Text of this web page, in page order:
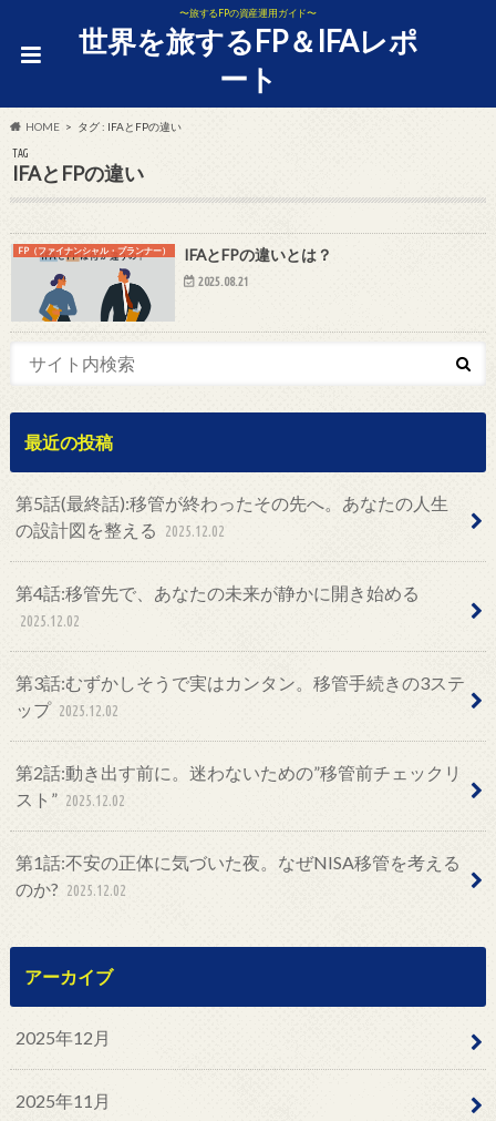
〜旅するFPの資産運用ガイド〜
世界を旅するFP＆IFAレポ
ート
HOME タグ : IFAとFPの違い
TAG
IFAとFPの違い
FP（ファイナンシャル・プランナー） IFAとFPの違いとは？
2025.08.21
最近の投稿
第5話(最終話):移管が終わったその先へ。あなたの人生
の設計図を整える
2025.12.02
第4話:移管先で、あなたの未来が静かに開き始める
2025.12.02
第3話:むずかしそうで実はカンタン。移管手続きの3ステ
ップ 2025.12.02
第2話:動き出す前に。迷わないための”移管前チェックリ
スト” 2025.12.02
第1話:不安の正体に気づいた夜。なぜNISA移管を考える
のか? 2025.12.02
アーカイブ
2025年12月
2025年11月